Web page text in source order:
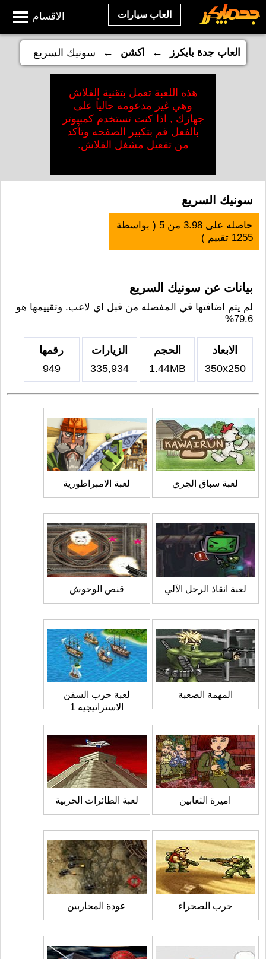
الاقسام العاب سيارات
العاب جدة بايكرز ← اكشن ← سونيك السريع
هذه اللعبة تعمل بتقنية الفلاش
وهي غير مدعومه حالياً على
جهازك , اذا كنت تستخدم كمبيوتر
بالفعل قم بتكبير الصفحه وتأكد
من تفعيل مشغل الفلاش.
سونيك السريع
حاصله على3.98 من5 ( بواسطة
1255 تقييم )
بيانات عن سونيك السريع
لم يتم اضافتها في المفضله من قبل اي لاعب. وتقييمها هو
79.6%
الابعاد
350x250
الحجم
1.44MB
الزيارات
335,934
رقمها
949
لعبة سباق الجري لعبة الامبراطورية
لعبة انقاذ الرجل الآلي قنص الوحوش
المهمة الصعبة
لعبة حرب السفن
الاستراتيجيه 1
اميرة الثعابين لعبة الطائرات الحربية
حرب الصحراء عودة المحاربين